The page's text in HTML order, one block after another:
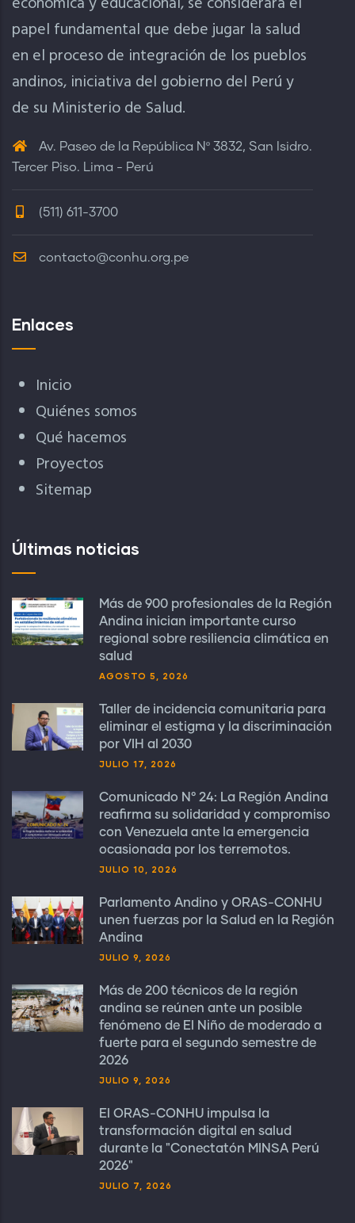
papel fundamental que debe jugar la salud
en el proceso de integración de los pueblos
andinos, iniciativa del gobierno del Perú y
de su Ministerio de Salud.
Av. Paseo de la República Nº 3832, San Isidro.
Tercer Piso. Lima - Perú
(511) 611-3700
contacto@conhu.org.pe
Enlaces
Inicio
Quiénes somos
Qué hacemos
Proyectos
Sitemap
Últimas noticias
Más de 900 profesionales de la Región
Andina inician importante curso
regional sobre resiliencia climática en
salud
AGOSTO 5, 2026
Taller de incidencia comunitaria para
eliminar el estigma y la discriminación
por VIH al 2030
JULIO 17, 2026
Comunicado N° 24: La Región Andina
reafirma su solidaridad y compromiso
con Venezuela ante la emergencia
ocasionada por los terremotos.
JULIO 10, 2026
Parlamento Andino y ORAS-CONHU
unen fuerzas por la Salud en la Región
Andina
JULIO 9, 2026
Más de 200 técnicos de la región
andina se reúnen ante un posible
fenómeno de El Niño de moderado a
fuerte para el segundo semestre de
2026
JULIO 9, 2026
El ORAS-CONHU impulsa la
transformación digital en salud
durante la "Conectatón MINSA Perú
2026"
JULIO 7, 2026